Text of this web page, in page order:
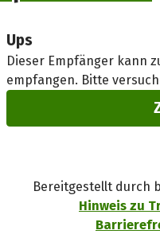
Ups
Dieser Empfänger kann
empfangen. Bitte
Bereitgestellt durch
Hinweis zu